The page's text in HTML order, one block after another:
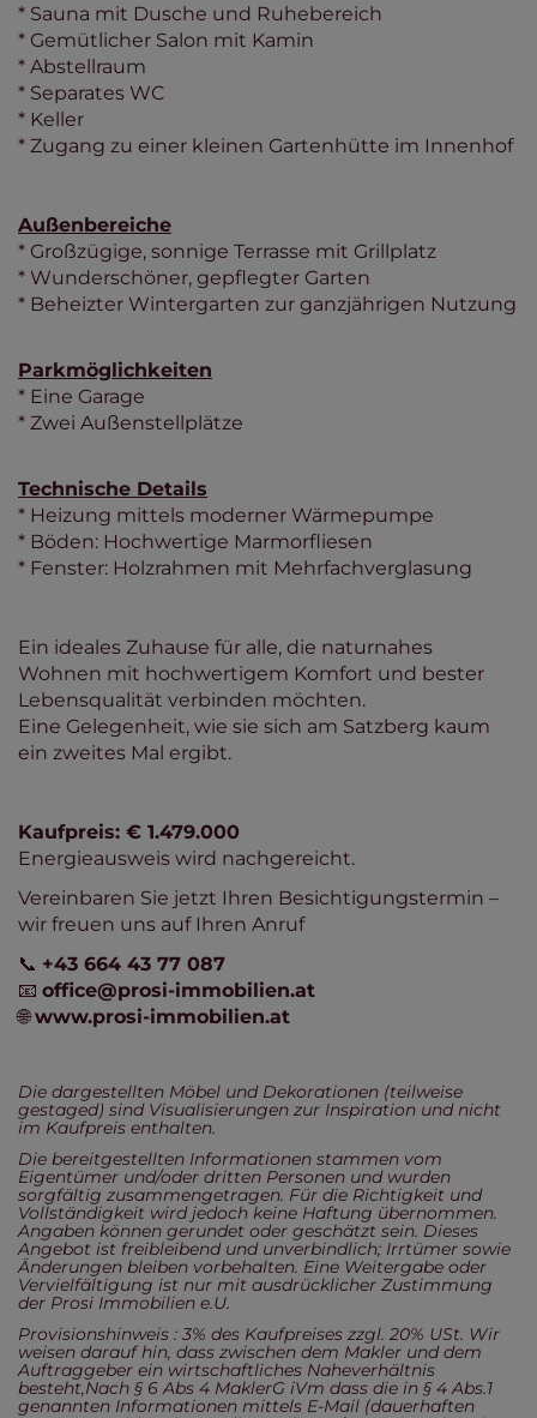
* Sauna mit Dusche und Ruhebereich
* Gemütlicher Salon mit Kamin
* Abstellraum
* Separates WC
* Keller
* Zugang zu einer kleinen Gartenhütte im Innenhof
Außenbereiche
* Großzügige, sonnige Terrasse mit Grillplatz
* Wunderschöner, gepflegter Garten
* Beheizter Wintergarten zur ganzjährigen Nutzung
Parkmöglichkeiten
* Eine Garage
* Zwei Außenstellplätze
Technische Details
* Heizung mittels moderner Wärmepumpe
* Böden: Hochwertige Marmorfliesen
* Fenster: Holzrahmen mit Mehrfachverglasung
Ein ideales Zuhause für alle, die naturnahes
Wohnen mit hochwertigem Komfort und bester
Lebensqualität verbinden möchten.
Eine Gelegenheit, wie sie sich am Satzberg kaum
ein zweites Mal ergibt.
Kaufpreis: € 1.479.000
Energieausweis wird nachgereicht.
Vereinbaren Sie jetzt Ihren Besichtigungstermin –
wir freuen uns auf Ihren Anruf
📞 +43 664 43 77 087
📧 office@prosi-immobilien.at
🌐www.prosi-immobilien.at
Die dargestellten Möbel und Dekorationen (teilweise
gestaged) sind Visualisierungen zur Inspiration und nicht
im Kaufpreis enthalten.
Die bereitgestellten Informationen stammen vom
Eigentümer und/oder dritten Personen und wurden
sorgfältig zusammengetragen. Für die Richtigkeit und
Vollständigkeit wird jedoch keine Haftung übernommen.
Angaben können gerundet oder geschätzt sein. Dieses
Angebot ist freibleibend und unverbindlich; Irrtümer sowie
Änderungen bleiben vorbehalten. Eine Weitergabe oder
Vervielfältigung ist nur mit ausdrücklicher Zustimmung
der Prosi Immobilien e.U.
Provisionshinweis : 3% des Kaufpreises zzgl. 20% USt. Wir
weisen darauf hin, dass zwischen dem Makler und dem
Auftraggeber ein wirtschaftliches Naheverhältnis
besteht,Nach § 6 Abs 4 MaklerG iVm dass die in § 4 Abs.1
genannten Informationen mittels E-Mail (dauerhaften